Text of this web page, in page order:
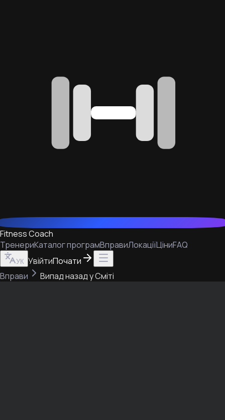
Fitness Coach
ТренериКаталог програмВправиЛокаціїЦіниFAQ
УК УвійтиПочати
Вправи
Випад назад у Сміті